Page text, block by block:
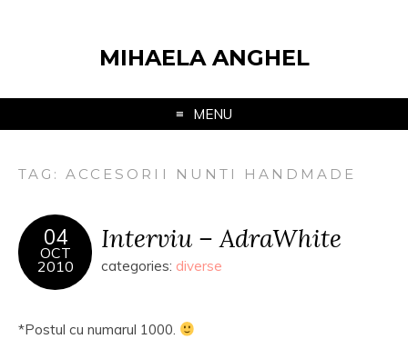
MIHAELA ANGHEL
MENU
TAG:ACCESORII NUNTI HANDMADE
04
OCT
2010
Interviu – AdraWhite
categories: diverse
*Postul cu numarul 1000.